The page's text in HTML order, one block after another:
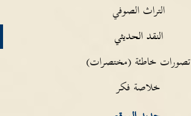
التراث الصوفي
النقد الحديثي
تصورات خاطئة (مختصرات)
خلاصة فكر